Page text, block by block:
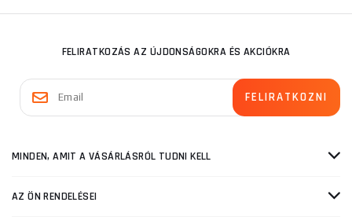
FELIRATKOZÁS AZ ÚJDONSÁGOKRA ÉS AKCIÓKRA
MINDEN, AMIT A VÁSÁRLÁSRÓL TUDNI KELL
AZ ÖN RENDELÉSEI